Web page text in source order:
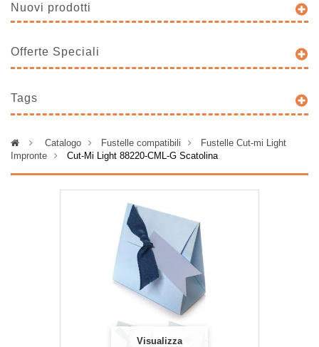
Nuovi prodotti
Offerte Speciali
Tags
> Catalogo > Fustelle compatibili >
Fustelle Cut-mi Light
Impronte
> Cut-Mi Light 88220-CML-G Scatolina
Visualizza